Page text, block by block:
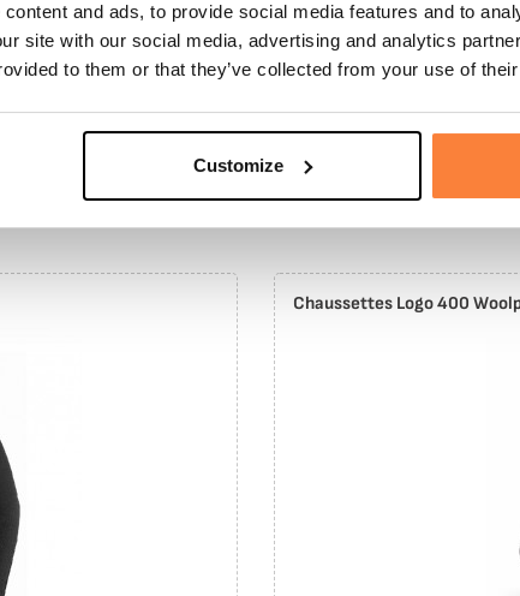
and ads, to provide social media features and to
site with our social media, advertising and analytics
to them or that they’ve collected from your use of
Customize
en pack
AVEC CHAUSSETTES OFFERTES
Chaussettes Logo 400